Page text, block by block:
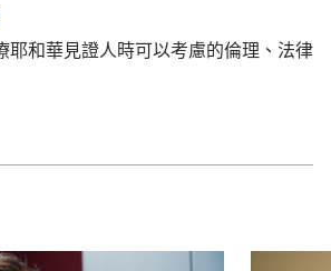
耶和華見證人時可以考慮的倫理、法律